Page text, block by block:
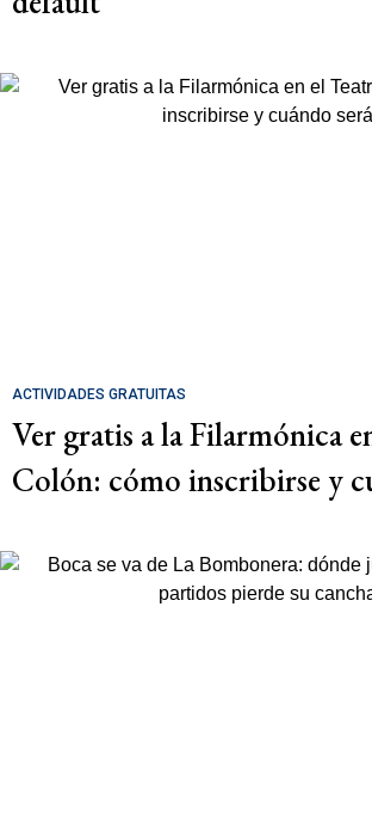
ACTIVIDADES GRATUITAS
Ver gratis a la Filarmónica
Colón: cómo inscribirse y